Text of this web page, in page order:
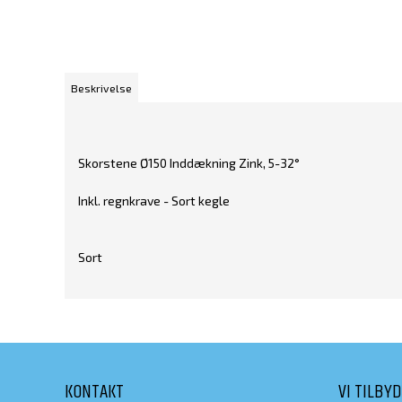
Beskrivelse
Skorstene Ø150 Inddækning Zink, 5-32°
Inkl. regnkrave - Sort kegle
Sort
KONTAKT VI